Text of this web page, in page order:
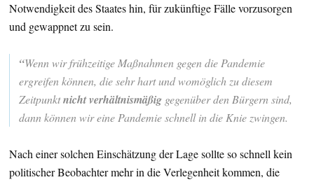
Notwendigkeit des Staates hin, für zukünftige Fälle vorzusorgen
und gewappnet zu sein.
“Wenn wir frühzeitige Maßnahmen gegen die Pandemie
ergreifen können, die sehr hart und womöglich zu diesem
Zeitpunktnicht verhältnismäßig gegenüber den Bürgern sind,
dann können wir eine Pandemie schnell in die Knie zwingen.
Nach einer solchen Einschätzung der Lage sollte so schnell kein
politischer Beobachter mehr in die Verlegenheit kommen, die